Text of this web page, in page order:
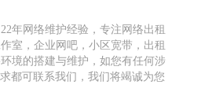
年网络维护经验，专注网络出租
室，企业网吧，小区宽带，出租
境的搭建与维护，如您有任何涉
都可联系我们，我们将竭诚为您